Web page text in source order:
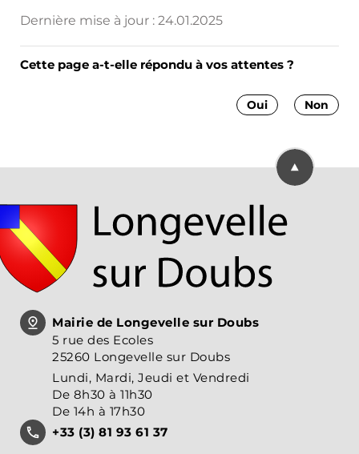
Dernière mise à jour : 24.01.2025
Cette page a-t-elle répondu à vos attentes ?
Non
Oui
Retourner
Mairie de Longevelle sur Doubs
5 rue des Ecoles
25260 Longevelle sur Doubs
Lundi, Mardi, Jeudi et Vendredi
De 8h30 à 11h30
De 14h à 17h30
+33 (3) 81 93 61 37